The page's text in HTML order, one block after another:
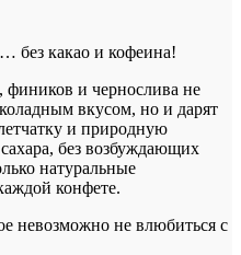
без какао и кофеина!
и чернослива не
вкусом, но и дарят
и природную
без возбуждающих
натуральные
конфете.
невозможно не влюбиться с